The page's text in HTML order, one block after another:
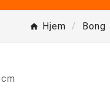
Hjem Bong